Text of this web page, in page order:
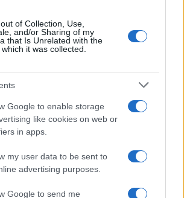
of Collection, Use,
and/or Sharing of my
that Is Unrelated with the
it was collected.
Google to enable storage
like cookies on web or
in apps.
my user data to be sent to
advertising purposes.
Google to send me
λέει ο γιος του
τα μαχαίρια στην Ελπίδα
«Καρυστιανού,
Γαλανός μετέτρεψαν το
φοβικό αρχηγικό κόμμα»
κι όμως αληθινό -
τα τακτικά ραντεβού του
του νοσοκομείου
κλάπηκε το μηχανάκι του